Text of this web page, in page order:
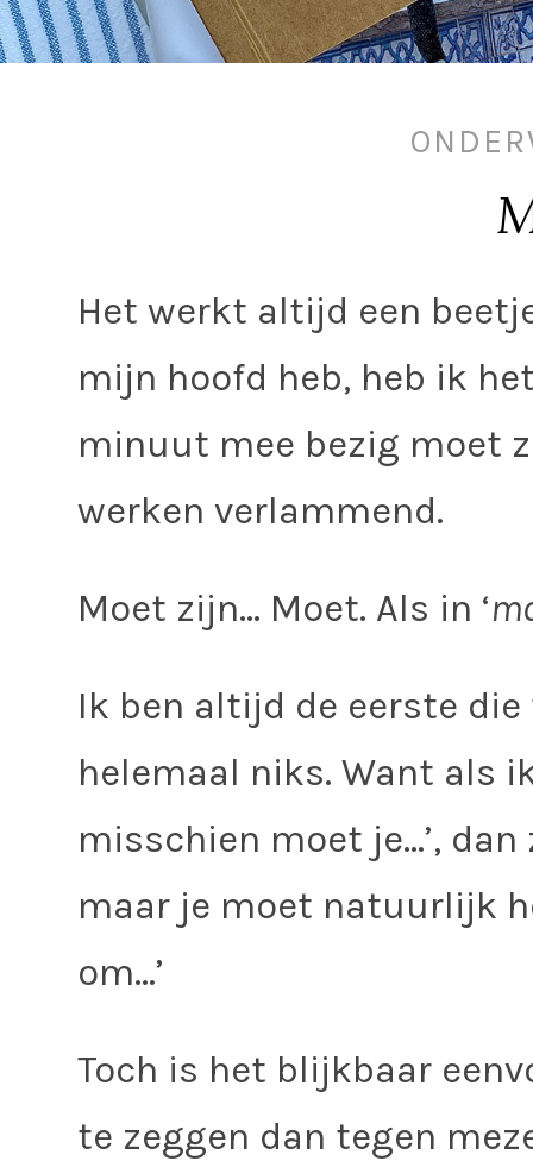
Het werkt altijd een
mijn hoofd heb, heb ik
minuut mee bezig moet
werken verlammend.
Moet zijn… Moet. Als in ‘
Ik ben altijd de eerste
helemaal niks. Want als
misschien moet je…’,
maar je moet natuurlijk
om…’
Toch is het blijkbaar
te zeggen dan tegen